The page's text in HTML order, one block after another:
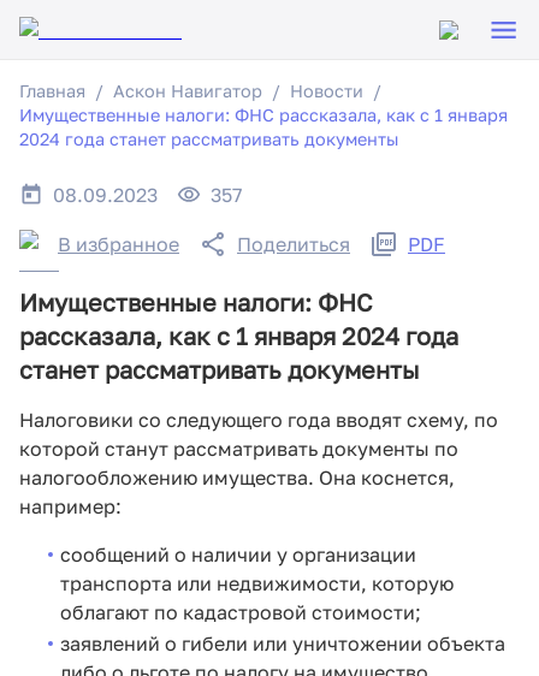
Главная Аскон Навигатор
Новости
Имущественные налоги: ФНС рассказала, как с 1 января
2024 года станет рассматривать документы
08.09.2023 357
В избранное Поделиться PDF
Имущественные налоги: ФНС
рассказала, как с 1 января 2024 года
станет рассматривать документы
Налоговики со следующего года вводят схему, по
которой станут рассматривать документы по
налогообложению имущества. Она коснется,
например:
сообщений о наличии у организации
транспорта или недвижимости, которую
облагают по кадастровой стоимости;
заявлений о гибели или уничтожении объекта